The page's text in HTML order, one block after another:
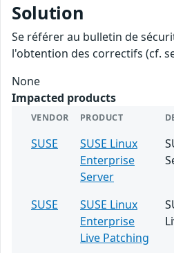
Solution
Se référer au bulletin de
l'obtention des correctifs (cf.
None
Impacted products
VENDOR PRODUCT
SUSE
SUSE Linux
Enterprise
Server
SUSE
SUSE Linux
Enterprise
Live Patching